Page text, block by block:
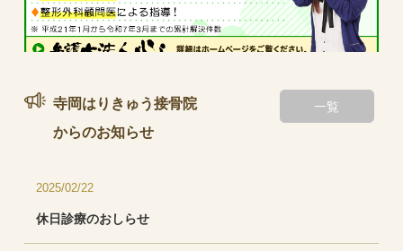
当院は、交通事故に大変詳しい弁護士法人心さんの助言を受けるな
どし、交通事故被害者の方の救済に力を入れております。
寺岡はりきゅう接骨院
からのお知らせ
一覧
2025/02/22
休日診療のおしらせ